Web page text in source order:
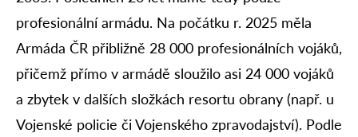
profesionální armádu. Na počátku r. 2025 měla
Armáda ČR přibližně 28 000 profesionálních vojáků,
přičemž přímo v armádě sloužilo asi 24 000 vojáků
a zbytek v dalších složkách resortu obrany (např. u
Vojenské policie či Vojenského zpravodajství). Podle